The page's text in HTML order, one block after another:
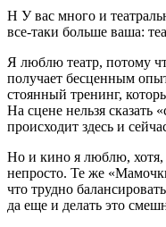
Н У вас много и
все-таки боль­ше ваша:
Я люблю театр, потому
получает бесценным
стоянный тренинг,
На сцене нельзя сказать
происходит здесь и
Но и кино я люблю, хотя,
непросто. Те же
что трудно
да еще и делать это